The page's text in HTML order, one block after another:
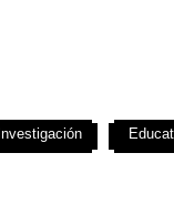
Investigación